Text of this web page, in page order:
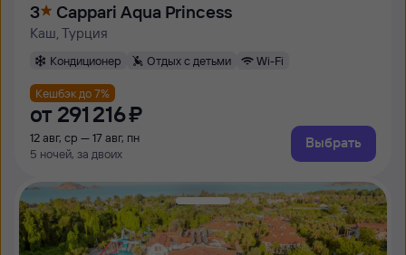
3 Cappari Aqua Princess
Каш, Турция
Кондиционер Отдых с детьми Wi-Fi
Кешбэк до 7%
от 291 ⁠216 ⁠₽
12 авг, ср — 17 авг, пн
5 ночей, за двоих
Выбрать